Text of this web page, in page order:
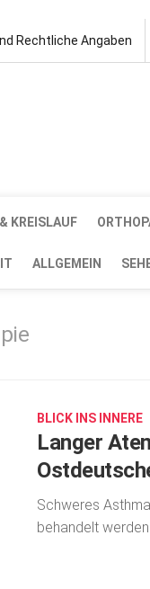
Rechtliche Angaben
KREISLAUF
ALLGEMEIN
BLICK INS INNERE
Langer
Schweres
behandelt werden.